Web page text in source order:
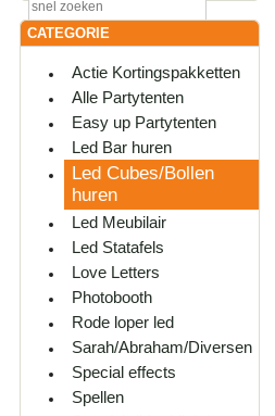
CATEGORIE
Actie Kortingspakketten
Alle Partytenten
Easy up Partytenten
Led Bar huren
Led Cubes/Bollen
huren
Led Meubilair
Led Statafels
Love Letters
Photobooth
Rode loper led
Sarah/Abraham/Diversen
Special effects
Spellen